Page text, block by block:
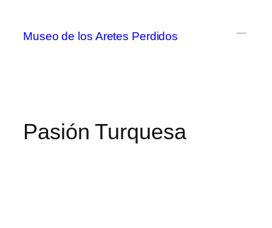
Museo de los Aretes Perdidos
Pasión Turquesa